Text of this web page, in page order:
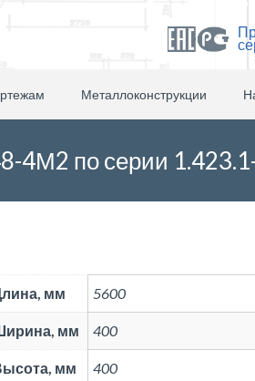
Металлоконструкции
4М2 по серии
мм 5600
мм 400
мм 400